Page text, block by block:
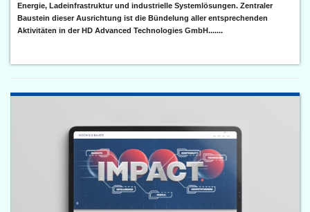
Energie, Ladeinfrastruktur und industrielle Systemlösungen. Zentraler
Baustein dieser Ausrichtung ist die Bündelung aller entsprechenden
Aktivitäten in der HD Advanced Technologies GmbH.......